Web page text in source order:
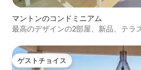
マントンのコンドミニアム
最高のデザインの2部屋、新品、テラ
ゲストチョイス
ゲストチョイス